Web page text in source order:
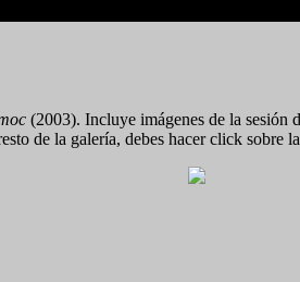
(2003). Incluye imágenes de la sesión
de la galería, debes hacer click sobre